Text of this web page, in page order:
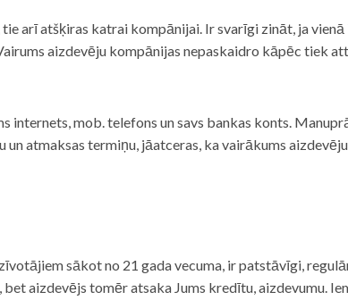
arī atšķiras katrai kompānijai. Ir svarīgi zināt, ja
aizdevēju kompānijas nepaskaidro kāpēc tiek
mob. telefons un savs bankas konts.
atmaksas termiņu, jāatceras, ka vairākums
sākot no 21 gada vecuma, ir patstāvīgi,
aizdevējs tomēr atsaka Jums kredītu, aizdevumu.